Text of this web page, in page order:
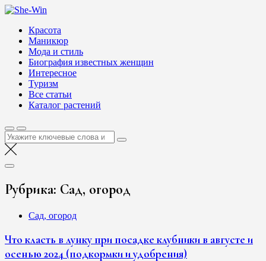
Перейти
содержимому
Блог о женской красоте и здоровье
Красота
Маникюр
Мода и стиль
Биография известных женщин
Интересное
Туризм
Все статьи
Каталог растений
Найти:
Рубрика: Сад, огород
Сад, огород
Что класть в лунку при посадке клубники в августе и
осенью 2024 (подкормки и удобрения)